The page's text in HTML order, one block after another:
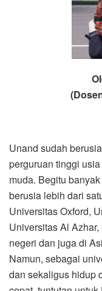
(
Unand sudah
perguruan tinggi
muda. Begitu
berusia lebih dari
Universitas Oxford,
Universitas Al
negeri dan juga di
Namun, sebagai
dan sekaligus hidup